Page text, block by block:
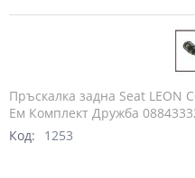
Пръскалка задна Seat LEON
Ем Комплект Дружба
Код:
1253